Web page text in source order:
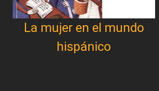
La mujer en el mundo
hispánico